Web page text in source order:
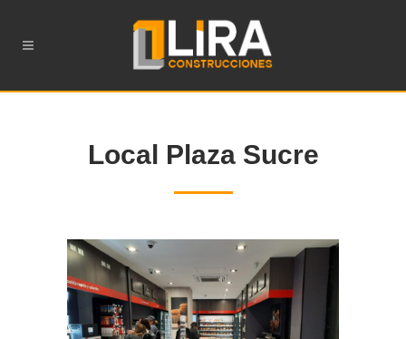
Local Plaza Sucre